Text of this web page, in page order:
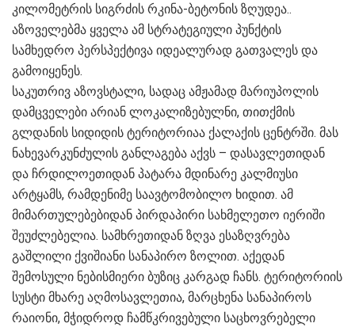
კილომეტრის სიგრძის რკინა-ბეტონის ზღუდეა..
აზოველებმა ყველა ამ სტრატეგიული პუნქტის
სამხედრო პერსპექტივა იდეალურად გათვალეს და
გამოიყენეს.
საკუთრივ აზოვსტალი, სადაც ამჟამად მარიუპოლის
დამცველები არიან ლოკალიზებულნი, თითქმის
გლდანის სიდიდის ტერიტორიაა ქალაქის ცენტრში. მას
ნახევარკუნძულის განლაგება აქვს – დასავლეთიდან
და ჩრდილოეთიდან პატარა მდინარე კალმიუსი
არტყამს, რამდენიმე საავტომობილო ხიდით. ამ
მიმართულებებიდან პირდაპირი სახმელეთო იერიში
შეუძლებელია. სამხრეთიდან ზღვა ესაზღვრება
გაშლილი ქვიშიანი სანაპირო ზოლით. აქედან
შემოსული ნებისმიერი ბუზიც კარგად ჩანს. ტერიტორიის
სუსტი მხარე აღმოსავლეთია, მარცხენა სანაპიროს
რაიონი, მჭიდროდ ჩამწკრივებული საცხოვრებელი